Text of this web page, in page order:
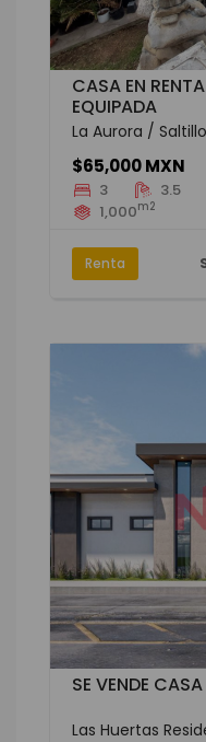
CASA EN
EQUIPADA
La Aurora /
$65,000 MXN
3 3.5
1,000m2
Renta
SE VENDE
Las Huertas